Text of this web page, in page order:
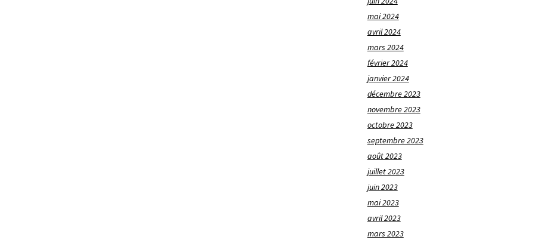
mai 2024
avril 2024
mars 2024
février 2024
janvier 2024
décembre 2023
novembre 2023
octobre 2023
septembre 2023
août 2023
juillet 2023
juin 2023
mai 2023
avril 2023
mars 2023